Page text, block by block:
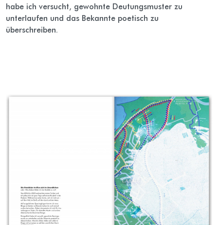
habe ich versucht, gewohnte Deutungsmuster zu
unterlaufen und das Bekannte poetisch zu
überschreiben.